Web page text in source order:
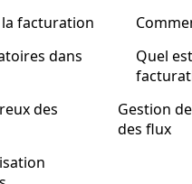
la facturation
dans
des
Quel
Gestion
des flux